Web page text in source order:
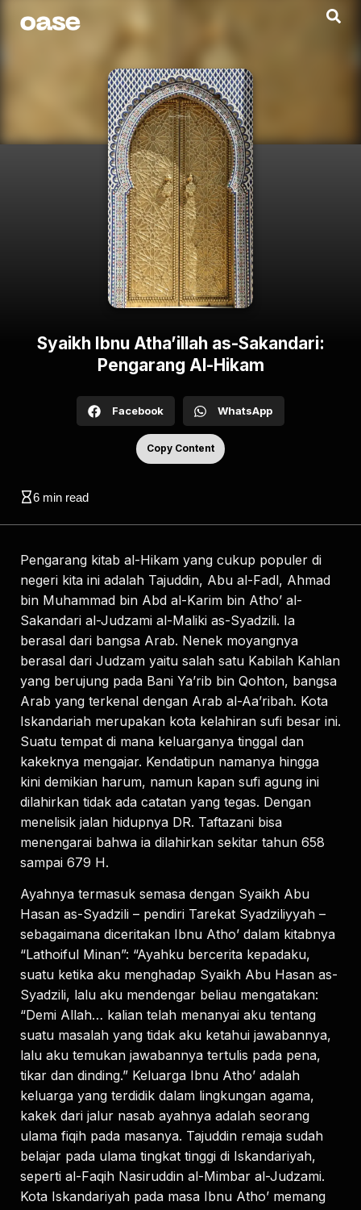
Syaikh Ibnu Atha’illah as-Sakandari:
Pengarang Al-Hikam
Facebook WhatsApp
Copy Content
6 min read
Pengarang kitab al-Hikam yang cukup populer di
negeri kita ini adalah Tajuddin, Abu al-Fadl, Ahmad
bin Muhammad bin Abd al-Karim bin Atho’ al-
Sakandari al-Judzami al-Maliki as-Syadzili. Ia
berasal dari bangsa Arab. Nenek moyangnya
berasal dari Judzam yaitu salah satu Kabilah Kahlan
yang berujung pada Bani Ya’rib bin Qohton, bangsa
Arab yang terkenal dengan Arab al-Aa’ribah. Kota
Iskandariah merupakan kota kelahiran sufi besar ini.
Suatu tempat di mana keluarganya tinggal dan
kakeknya mengajar. Kendatipun namanya hingga
kini demikian harum, namun kapan sufi agung ini
dilahirkan tidak ada catatan yang tegas. Dengan
menelisik jalan hidupnya DR. Taftazani bisa
menengarai bahwa ia dilahirkan sekitar tahun 658
sampai 679 H.
Ayahnya termasuk semasa dengan Syaikh Abu
Hasan as-Syadzili – pendiri Tarekat Syadziliyyah –
sebagaimana diceritakan Ibnu Atho’ dalam kitabnya
“Lathoiful Minan”: “Ayahku bercerita kepadaku,
suatu ketika aku menghadap Syaikh Abu Hasan as-
Syadzili, lalu aku mendengar beliau mengatakan:
“Demi Allah… kalian telah menanyai aku tentang
suatu masalah yang tidak aku ketahui jawabannya,
lalu aku temukan jawabannya tertulis pada pena,
tikar dan dinding.” Keluarga Ibnu Atho’ adalah
keluarga yang terdidik dalam lingkungan agama,
kakek dari jalur nasab ayahnya adalah seorang
ulama fiqih pada masanya. Tajuddin remaja sudah
belajar pada ulama tingkat tinggi di Iskandariyah,
seperti al-Faqih Nasiruddin al-Mimbar al-Judzami.
Kota Iskandariyah pada masa Ibnu Atho’ memang